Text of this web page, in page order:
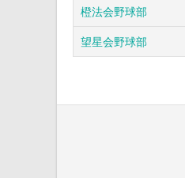
橙法会野球部
望星会野球部